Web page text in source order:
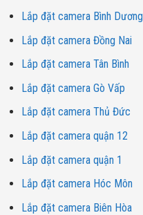
Lắp đặt camera Bình Dương
Lắp đặt camera Đồng Nai
Lắp đặt camera Tân Bình
Lắp đặt camera Gò Vấp
Lắp đặt camera Thủ Đức
Lắp đặt camera quận 12
Lắp đặt camera quận 1
Lắp đặt camera Hóc Môn
Lắp đặt camera Biên Hòa